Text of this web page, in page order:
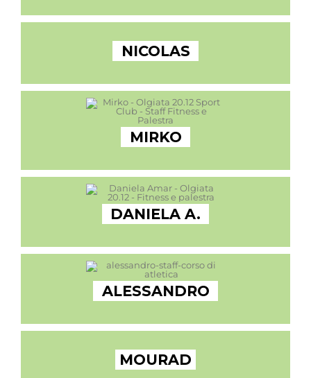
NICOLAS
MIRKO
DANIELA A.
ALESSANDRO
MOURAD